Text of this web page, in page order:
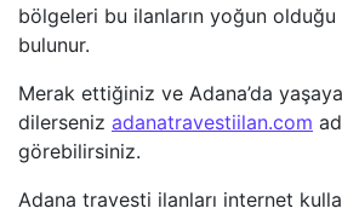
bölgeleri bu ilanların yoğun olduğu
bulunur.
Merak ettiğiniz ve Adana’da
dilerseniz adanatravestiilan.com
görebilirsiniz.
Adana travesti ilanları internet